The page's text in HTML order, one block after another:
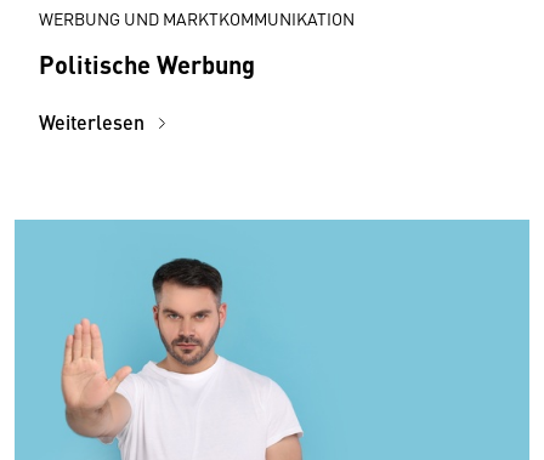
WERBUNG UND MARKTKOMMUNIKATION
Politische Werbung
Weiterlesen